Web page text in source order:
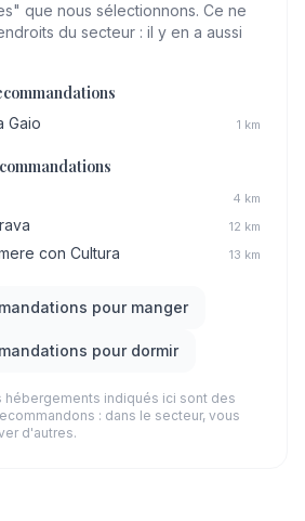
que nous sélectionnons. Ce ne
du secteur : il y en a aussi
Gaio 1 km
4 km
12 km
con Cultura 13 km
pour manger
pour dormir
hébergements indiqués ici sont des
: dans le secteur, vous
d'autres.